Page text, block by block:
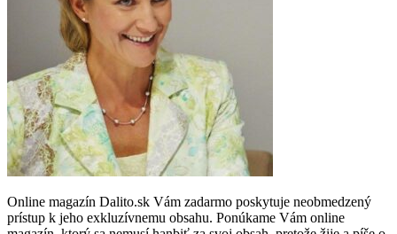
Online magazín Dalito.sk Vám zadarmo poskytuje neobmedzený
prístup k jeho exkluzívnemu obsahu. Ponúkame Vám online